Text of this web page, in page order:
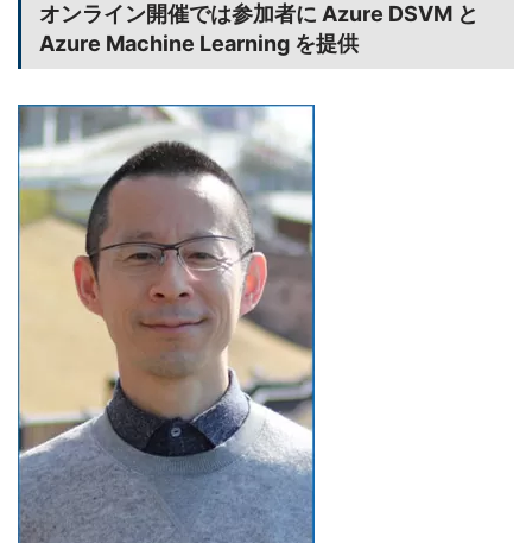
オンライン開催では参加者に Azure DSVM と
Azure Machine Learning を提供